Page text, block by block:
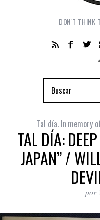
DON'T THINK
Tal día. In memory
TAL DÍA:
JAPAN” /
por